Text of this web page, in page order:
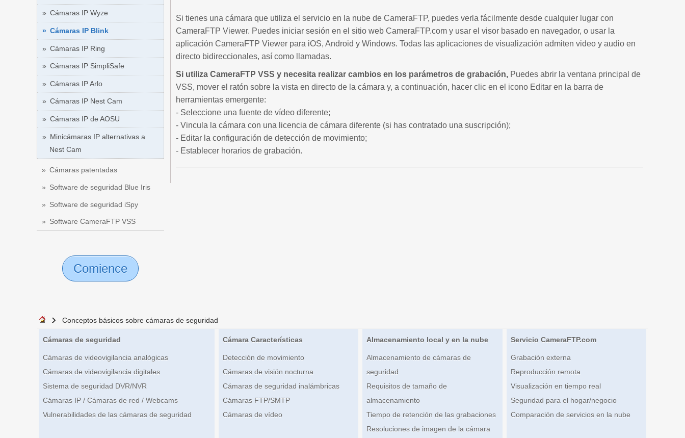
Cámaras IP Wyze
Cámaras IP Blink
Cámaras IP Ring
Cámaras IP SimpliSafe
Cámaras IP Arlo
Cámaras IP Nest Cam
Cámaras IP de AOSU
Minicámaras IP alternativas a
Nest Cam
Cámaras patentadas
Software de seguridad Blue Iris
Software de seguridad iSpy
Software CameraFTP VSS
Comience
Si tienes una cámara que utiliza el servicio en la nube de CameraFTP, puedes verla fácilmente desde cualquier lugar con
CameraFTP Viewer. Puedes iniciar sesión en el sitio web CameraFTP.com y usar el visor basado en navegador, o usar la
aplicación CameraFTP Viewer para iOS, Android y Windows. Todas las aplicaciones de visualización admiten video y audio en
directo bidireccionales, así como llamadas.
Si utiliza CameraFTP VSS y necesita realizar cambios en los parámetros de grabación, Puedes abrir la ventana principal de
VSS, mover el ratón sobre la vista en directo de la cámara y, a continuación, hacer clic en el icono Editar en la barra de
herramientas emergente:
- Seleccione una fuente de vídeo diferente;
- Vincula la cámara con una licencia de cámara diferente (si has contratado una suscripción);
- Editar la configuración de detección de movimiento;
- Establecer horarios de grabación.
Conceptos básicos sobre cámaras de seguridad
Cámaras de seguridad
Cámaras de videovigilancia analógicas
Cámaras de videovigilancia digitales
Sistema de seguridad DVR/NVR
Cámaras IP / Cámaras de red / Webcams
Vulnerabilidades de las cámaras de seguridad
Cámara Características
Detección de movimiento
Cámaras de visión nocturna
Cámaras de seguridad inalámbricas
Cámaras FTP/SMTP
Cámaras de vídeo
Almacenamiento local y en la nube
Almacenamiento de cámaras de
seguridad
Requisitos de tamaño de
almacenamiento
Tiempo de retención de las grabaciones
Resoluciones de imagen de la cámara
Servicio CameraFTP.com
Grabación externa
Reproducción remota
Visualización en tiempo real
Seguridad para el hogar/negocio
Comparación de servicios en la nube